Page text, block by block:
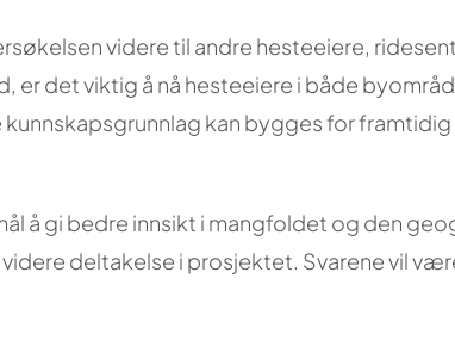
videre til andre hesteeiere,
er det viktig å nå hesteeiere i både
kan bygges for
å gi bedre innsikt i mangfoldet og den
deltakelse i prosjektet. Svarene vil